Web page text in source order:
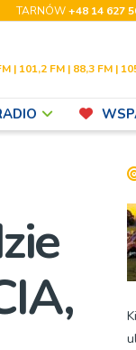
TARNÓW+48 14 627
| 101,2 FM | 88,3 FM |